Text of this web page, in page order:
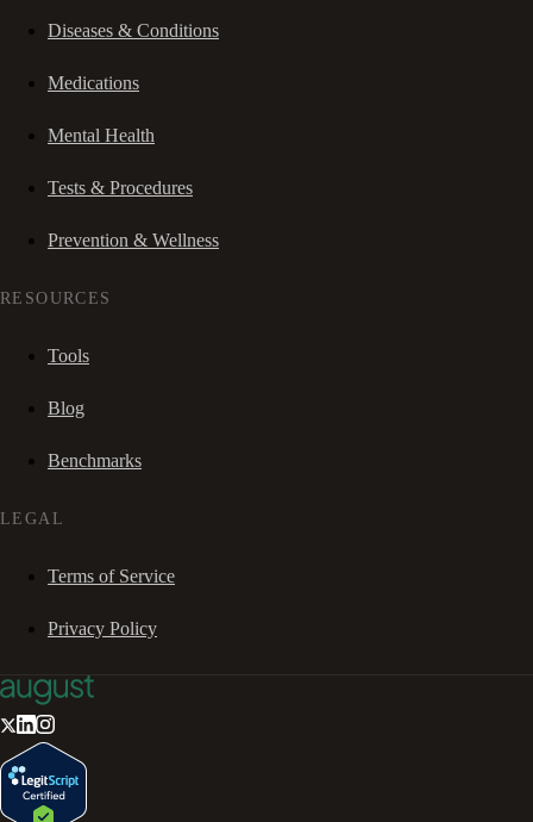
Diseases & Conditions
Medications
Mental Health
Tests & Procedures
Prevention & Wellness
RESOURCES
Tools
Blog
Benchmarks
LEGAL
Terms of Service
Privacy Policy